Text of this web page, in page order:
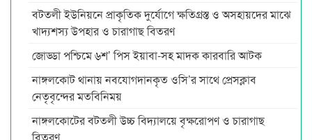
বটতলী ইউনিয়নে প্রাকৃতিক দুর্যোগে ক্ষতিগ্রস্ত ও অসহায়দের মাঝে
খাদ্যশস্য উপহার ও চারাগাছ বিতরণ
জোড্ডা পশ্চিমে ৬শ’ পিস ইয়াবা-সহ মাদক কারবারি আটক
নাঙ্গলকোট থানায় নবযোগদানকৃত ওসি’র সাথে প্রেসক্লাব
নেতৃবৃন্দের মতবিনিময়
নাঙ্গলকোটের বটতলী উচ্চ বিদ্যালয়ে বৃক্ষরোপণ ও চারাগাছ
বিতরণ